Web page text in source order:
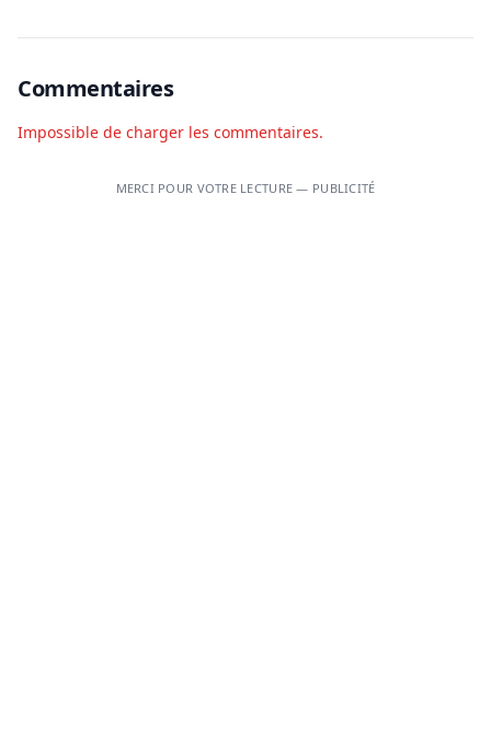
Commentaires
Impossible de charger les commentaires.
MERCI POUR VOTRE LECTURE — PUBLICITÉ